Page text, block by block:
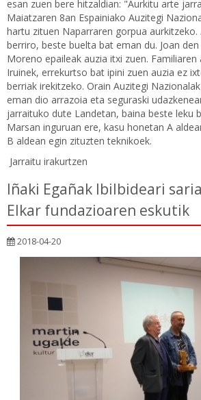
esan zuen bere hitzaldian: "Aurkitu arte
Maiatzaren 8an Espainiako Auzitegi
hartu zituen Naparraren gorpua aurkitzeko.
berriro, beste buelta bat eman du. Joan
Moreno epaileak auzia itxi zuen.
Iruinek, errekurtso bat ipini zuen auzia ez
berriak irekitzeko. Orain Auzitegi
eman dio arrazoia eta seguraski
jarraituko dute Landetan, baina beste leku
Marsan inguruan ere, kasu honetan A
B aldean egin zituzten teknikoek.
Jarraitu irakurtzen
Iñaki Egañak Ibilbideari
Elkar fundazioaren eskutik
2018-04-20